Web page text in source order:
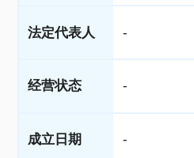
法定代表人 -
经营状态 -
成立日期 -